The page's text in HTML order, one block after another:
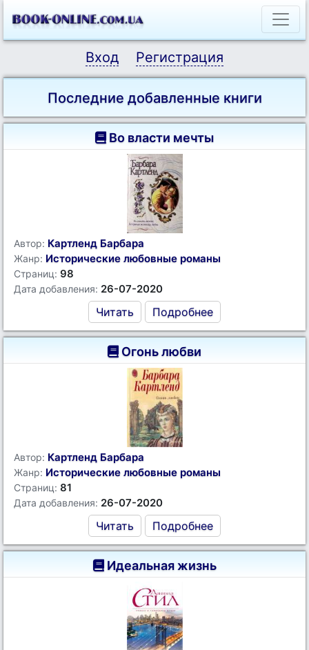
Вход Регистрация
Последние добавленные книги
Во власти мечты
Автор: Картленд Барбара
Жанр: Исторические любовные романы
Страниц: 98
Дата добавления: 26-07-2020
Читать Подробнее
Огонь любви
Автор: Картленд Барбара
Жанр: Исторические любовные романы
Страниц: 81
Дата добавления: 26-07-2020
Читать Подробнее
Идеальная жизнь